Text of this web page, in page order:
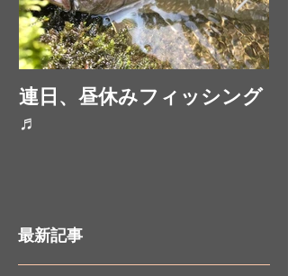
連日、昼休みフィッシング
♬
最新記事